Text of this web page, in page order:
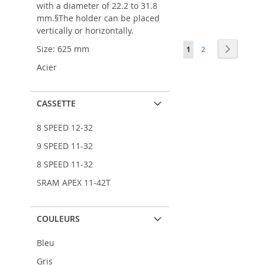
À
MA
LISTE
AJOUTER
AU
COMPARATEUR
Ajouter au panier
AJOUTER
À
MA
AJOUTER
AU
COMPARATEUR
Ajouter au panier
AJOUTER
À
MA
AJOUTER
AU
COMPARATEURPage
Vous lisez
1 Page
2
with a diameter of 22.2 to 31.8
mm.§The holder can be placed
vertically or horizontally.
Size: 625 mm
Acier
CASSETTE
8 SPEED 12-32
9 SPEED 11-32
8 SPEED 11-32
SRAM APEX 11-42T
COULEURS
Bleu
Gris